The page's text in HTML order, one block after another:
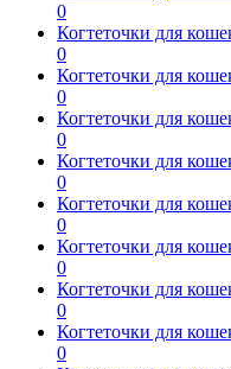
0
Когтеточки для
0
Когтеточки для
0
Когтеточки для
0
Когтеточки для
0
Когтеточки для
0
Когтеточки для
0
Когтеточки для
0
Когтеточки для
0